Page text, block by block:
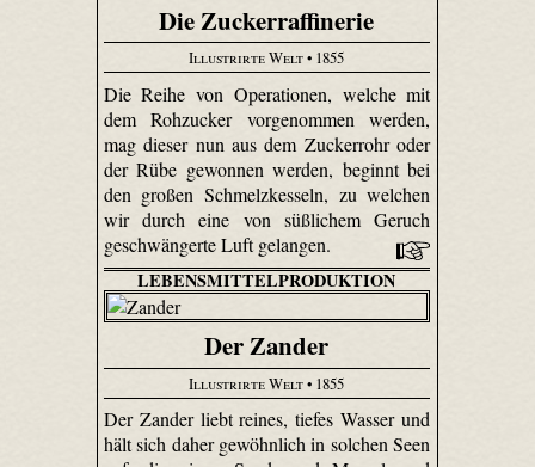
Die Zuckerraffinerie
Illustrirte Welt• 1855
Die Reihe von Operationen, welche mit
dem Rohzucker vorgenommen werden,
mag dieser nun aus dem Zuckerrohr oder
der Rübe gewonnen werden, beginnt bei
den großen Schmelzkesseln, zu welchen
wir durch eine von süßlichem Geruch
geschwängerte Luft gelangen.
LEBENSMITTELPRODUKTION
Der Zander
Illustrirte Welt• 1855
Der Zander liebt reines, tiefes Wasser und
hält sich daher gewöhnlich in solchen Seen